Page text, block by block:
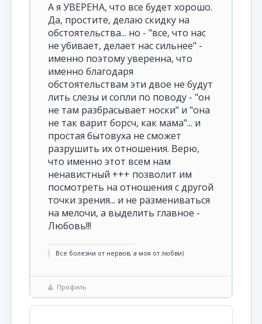
А я УВЕРЕНА, что все будет хорошо.
Да, простите, делаю скидку на
обстоятельства... но - "все, что нас
не убивает, делает нас сильнее" -
именно поэтому уверенна, что
именно благодаря
обстоятельствам эти двое не будут
лить слезы и сопли по поводу - "он
не там разбрасывает носки" и "она
не так варит борсч, как мама"... и
простая бытовуха не сможет
разрушить их отношения. Верю,
что именно этот всем нам
ненавистный +++ позволит им
посмотреть на отношения с другой
точки зрения... и не размениваться
на мелочи, а выделить главное -
Любовь!!!
Все болезни от нервов, а моя от любви)
Профиль